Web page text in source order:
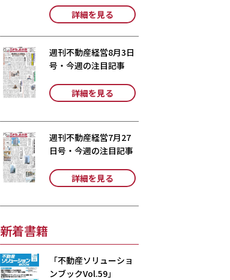
詳細を見る
週刊不動産経営8月3日
号・今週の注目記事
詳細を見る
週刊不動産経営7月27
日号・今週の注目記事
詳細を見る
新着書籍
「不動産ソリューショ
ンブックVol.59」